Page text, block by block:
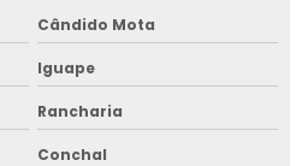
Cândido Mota
Iguape
Rancharia
Conchal